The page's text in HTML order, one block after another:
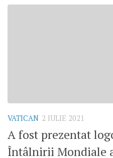
VATICAN 2 IULIE 2021
A fost prezentat
Întâlnirii Mondiale